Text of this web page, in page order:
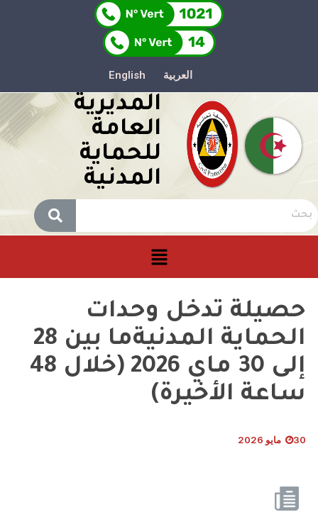
العربية English
المديرية
العامة
للحماية
المدنية
حصيلة تدخل وحدات
الحماية المدنيةما بين 28
إلى 30 ماي 2026 (خلال 48
ساعة الأخيرة)
30 مايو 2026